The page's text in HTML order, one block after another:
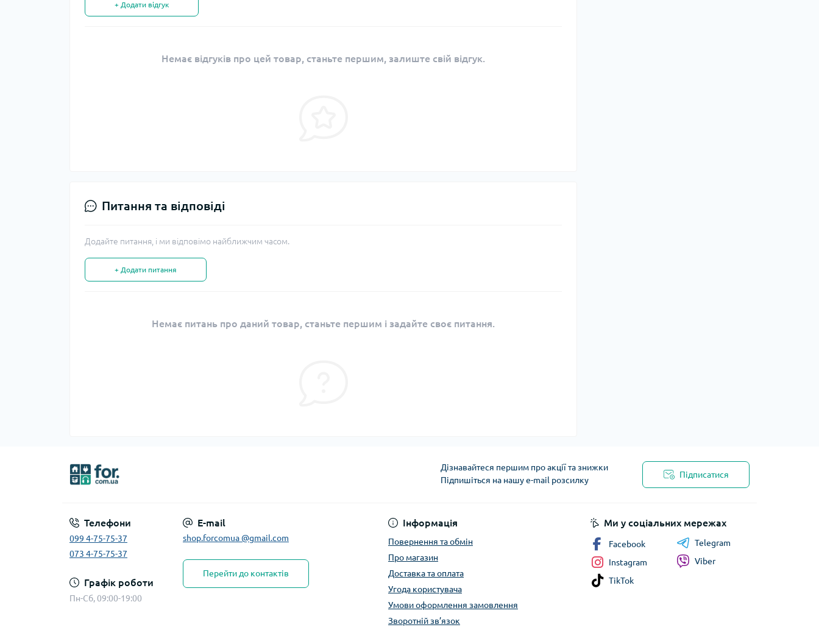
+ Додати відгук
Немає відгуків про цей товар, станьте першим, залиште свій відгук.
Питання та відповіді
Додайте питання, і ми відповімо найближчим часом.
+ Додати питання
Немає питань про даний товар, станьте першим і задайте своє питання.
Дізнавайтеся першим про акції та знижки
Підпишіться на нашу e-mail розсилку
Підписатися
Телефони
099 4-75-75-37
073 4-75-75-37
Графік роботи
Пн-Сб, 09:00-19:00
E-mail
shop.forcomua @gmail.com
Перейти до контактів
Інформація
Повернення та обмін
Про магазин
Доставка та оплата
Угода користувача
Умови оформлення замовлення
Зворотній зв’язок
Ми у соціальних мережах
Facebook
Instagram
TikTok
Telegram
Viber